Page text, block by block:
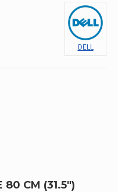
DELL
80 CM (31.5")